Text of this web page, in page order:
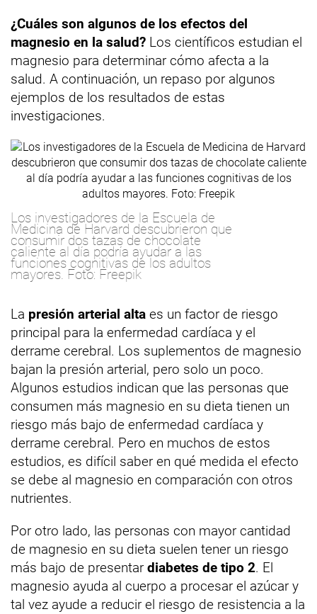
¿Cuáles son algunos de los efectos del
magnesio en la salud? Los científicos estudian el
magnesio para determinar cómo afecta a la
salud. A continuación, un repaso por algunos
ejemplos de los resultados de estas
investigaciones.
Los investigadores de la Escuela de
Medicina de Harvard descubrieron que
consumir dos tazas de chocolate
caliente al día podría ayudar a las
funciones cognitivas de los adultos
mayores. Foto: Freepik
La presión arterial alta es un factor de riesgo
principal para la enfermedad cardíaca y el
derrame cerebral. Los suplementos de magnesio
bajan la presión arterial, pero solo un poco.
Algunos estudios indican que las personas que
consumen más magnesio en su dieta tienen un
riesgo más bajo de enfermedad cardíaca y
derrame cerebral. Pero en muchos de estos
estudios, es difícil saber en qué medida el efecto
se debe al magnesio en comparación con otros
nutrientes.
Por otro lado, las personas con mayor cantidad
de magnesio en su dieta suelen tener un riesgo
más bajo de presentar diabetes de tipo 2. El
magnesio ayuda al cuerpo a procesar el azúcar y
tal vez ayude a reducir el riesgo de resistencia a la